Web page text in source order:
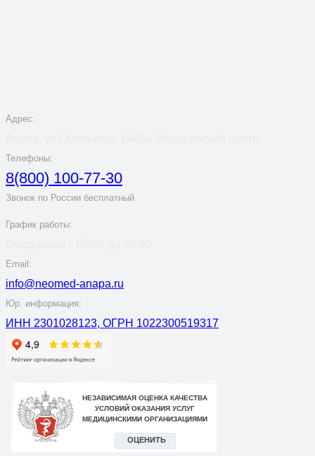
Адрес:
Телефоны:
8(800) 100-77-30
Звонок по России бесплатный
График работы:
Email:
info@neomed-anapa.ru
Юр. информация:
ИНН 2301028123, ОГРН 1022300519317